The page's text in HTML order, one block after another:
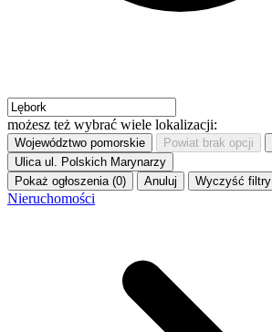
możesz też wybrać wiele lokalizacji:
Województwo pomorskie Powiat brak opcji
Ulica ul. Polskich Marynarzy
Pokaż ogłoszenia (0)
Anuluj Wyczyść filtry
Nieruchomości